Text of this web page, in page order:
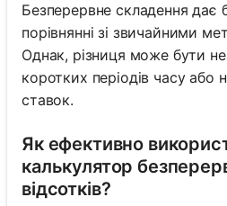
Безперервне складення дає
порівнянні зі звичайними
Однак, різниця може бути
коротких періодів часу або
ставок.
Як ефективно
калькулятор
відсотків?